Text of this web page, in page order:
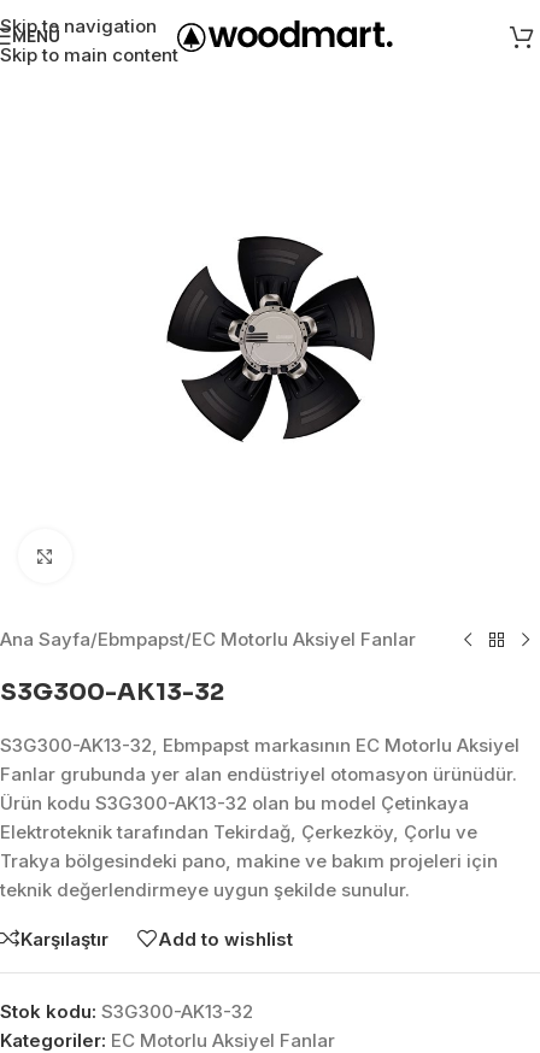
Skip to navigation
Skip to main content
MENÜ
Ana Sayfa/Ebmpapst/EC Motorlu Aksiyel Fanlar
S3G300-AK13-32
S3G300-AK13-32, Ebmpapst markasının EC Motorlu Aksiyel
Fanlar grubunda yer alan endüstriyel otomasyon ürünüdür.
Ürün kodu S3G300-AK13-32 olan bu model Çetinkaya
Elektroteknik tarafından Tekirdağ, Çerkezköy, Çorlu ve
Trakya bölgesindeki pano, makine ve bakım projeleri için
teknik değerlendirmeye uygun şekilde sunulur.
Karşılaştır Add to wishlist
Stok kodu: S3G300-AK13-32
Kategoriler: EC Motorlu Aksiyel Fanlar